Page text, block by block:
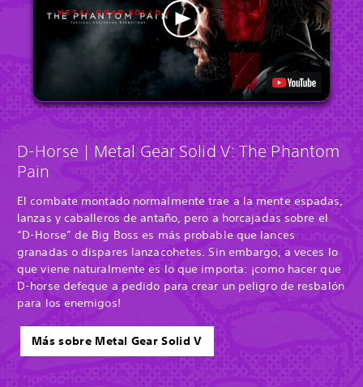
D-Horse | Metal Gear Solid V: The Phantom
Pain
El combate montado normalmente trae a la mente espadas,
lanzas y caballeros de antaño, pero a horcajadas sobre el
“D-Horse” de Big Boss es más probable que lances
granadas o dispares lanzacohetes. Sin embargo, a veces lo
que viene naturalmente es lo que importa: ¡como hacer que
D-horse defeque a pedido para crear un peligro de resbalón
para los enemigos!
Más sobre Metal Gear Solid V